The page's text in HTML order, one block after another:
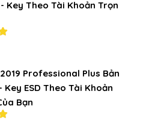
- Key Theo Tài Khoản Trọn
Professional Plus Bản
Key ESD Theo Tài Khoản
Bạn